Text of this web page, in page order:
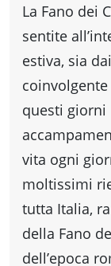
Cose
da
fare
La Fano dei
sentite
estiva, sia
questi giorni
vita ogni
moltissimi
tutta Italia,
della Fano
dell’epoca